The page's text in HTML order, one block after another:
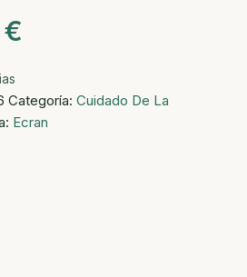
€
Categoría: Cuidado De La
Ecran